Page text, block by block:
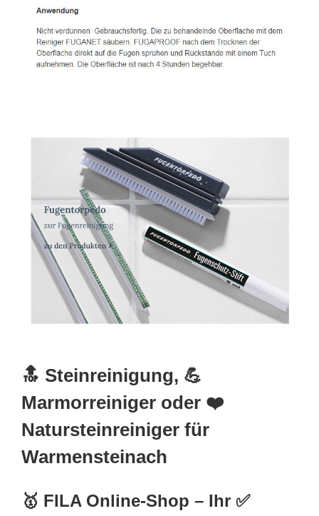
🔝 Steinreinigung, 💪
Marmorreiniger oder ❤️
Natursteinreiniger für
Warmensteinach
🥇 FILA Online-Shop – Ihr ✅